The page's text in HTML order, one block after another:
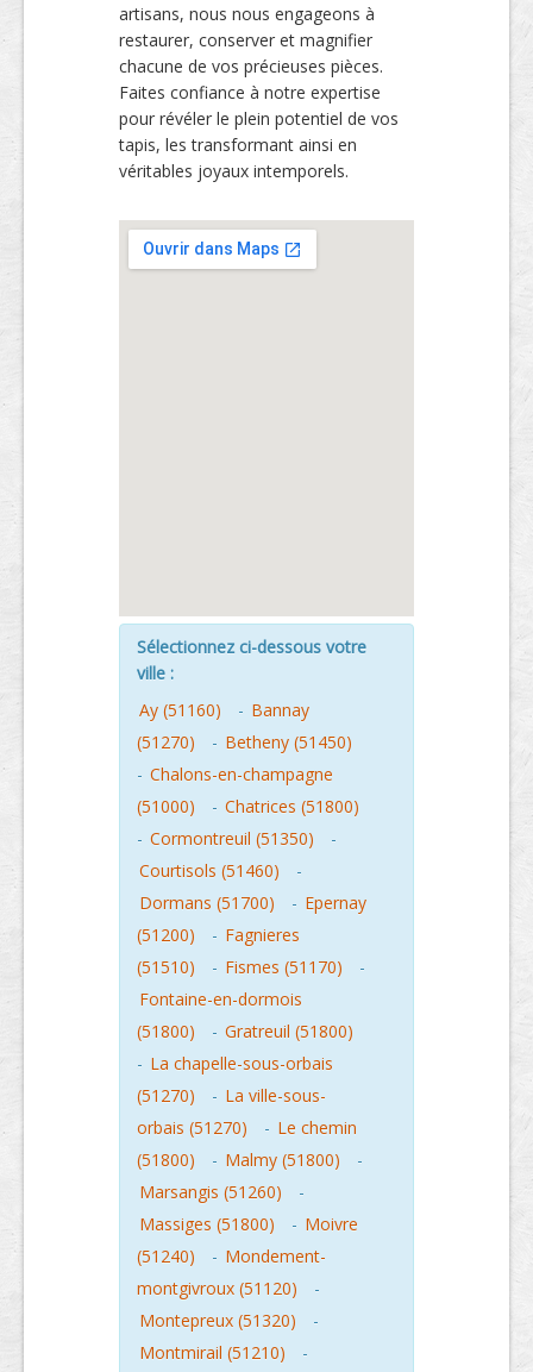
artisans, nous nous engageons à
restaurer, conserver et magnifier
chacune de vos précieuses pièces.
Faites confiance à notre expertise
pour révéler le plein potentiel de vos
tapis, les transformant ainsi en
véritables joyaux intemporels.
Sélectionnez ci-dessous votre
ville :
Ay (51160)
- Bannay
(51270)
- Betheny (51450)
- Chalons-en-champagne
(51000)
- Chatrices (51800)
- Cormontreuil (51350)
-
Courtisols (51460)
-
Dormans (51700)
- Epernay
(51200)
- Fagnieres
(51510)
- Fismes (51170)
-
Fontaine-en-dormois
(51800)
- Gratreuil (51800)
- La chapelle-sous-orbais
(51270)
- La ville-sous-
orbais (51270)
- Le chemin
(51800)
- Malmy (51800)
-
Marsangis (51260)
-
Massiges (51800)
- Moivre
(51240)
- Mondement-
montgivroux (51120)
-
Montepreux (51320)
-
Montmirail (51210)
-